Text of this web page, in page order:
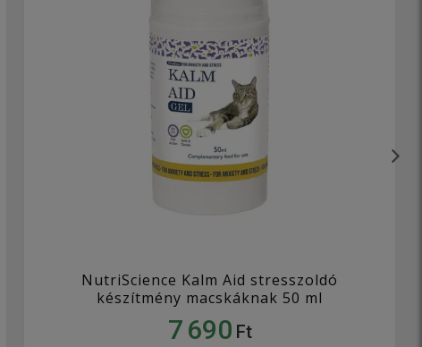
NutriScience Kalm Aid stresszoldó
készítmény macskáknak 50 ml
7 690 Ft